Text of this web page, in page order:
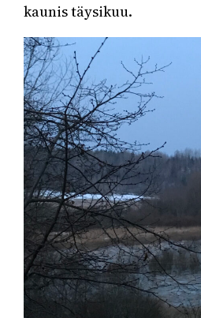
kaunis täysikuu.